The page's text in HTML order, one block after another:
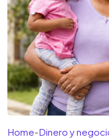
Home-Dinero y